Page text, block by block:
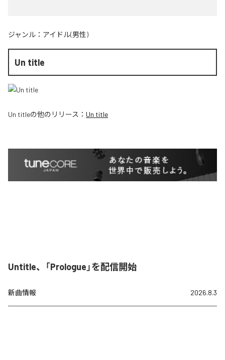
ジャンル： アイドル(男性)
Un title
Un titleの他のリリース： Un title
Untitle、「Prologue」を配信開始
新曲情報 2026.8.3